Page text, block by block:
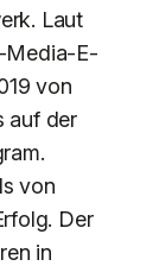
Laut
Media-E-
von
auf der
von
Der
in